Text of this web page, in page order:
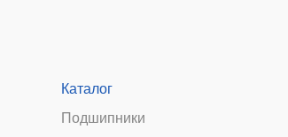
Каталог
Подшипники